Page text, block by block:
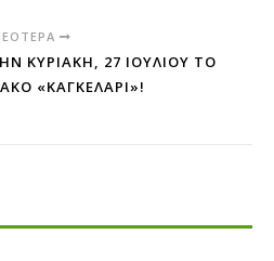
ΚΥΡΙΑΚΉ, 27 ΙΟΥΛΊΟΥ ΤΟ
«ΚΑΓΚΕΛΆΡΙ»!